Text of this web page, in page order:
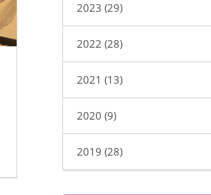
2023 (29)
2022 (28)
2021 (13)
2020 (9)
2019 (28)